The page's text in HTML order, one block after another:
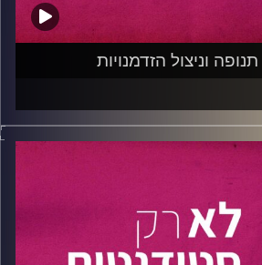
וניצול הזדמנויות
פגשנו אתמיכאל מטיאס
, בן 25,
באוניברסיטת סטנפורד, יזם, מפתח
J-Ventures
יקיר ומיכאל במהלך הפרק, נלמד